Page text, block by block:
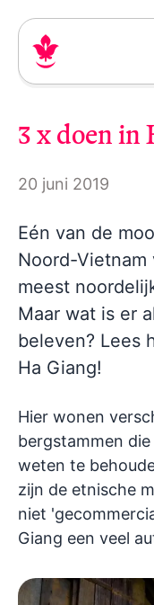
3 x doen in
20 juni 2019
Eén van de
Noord-Vietnam
meest
Maar wat is er
beleven? Lees
Ha Giang!
Hier wonen
bergstammen
weten te
zijn de etnische
niet
Giang een veel